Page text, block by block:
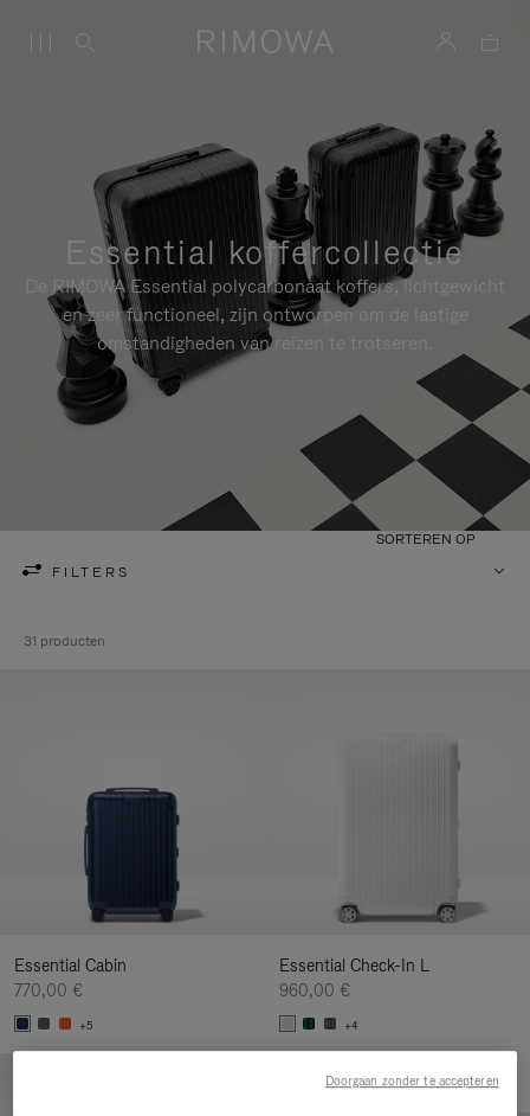
Essential koffercollectie
De RIMOWA Essential polycarbonaat koffers, lichtgewicht
en zeer functioneel, zijn ontworpen om de lastige
omstandigheden van reizen te trotseren.
FILTERS
SORTEREN OP
31 producten
Essential Cabin
770,00 €
+5
Essential Check-In L
960,00 €
+4
Doorgaan zonder te accepteren